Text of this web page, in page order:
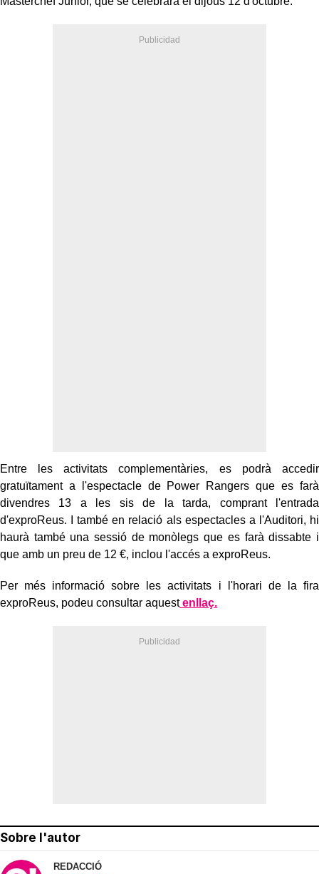
Entre les activitats complementàries, es podrà accedir
gratuïtament a l'espectacle de Power Rangers que es farà
divendres 13 a les sis de la tarda, comprant l'entrada
d'exproReus. I també en relació als espectacles a l'Auditori, hi
haurà també una sessió de monòlegs que es farà dissabte i
que amb un preu de 12 €, inclou l'accés a exproReus.
Per més informació sobre les activitats i l'horari de la fira
exproReus, podeu consultar aquestenllaç.
Sobre l'autor
REDACCIÓ